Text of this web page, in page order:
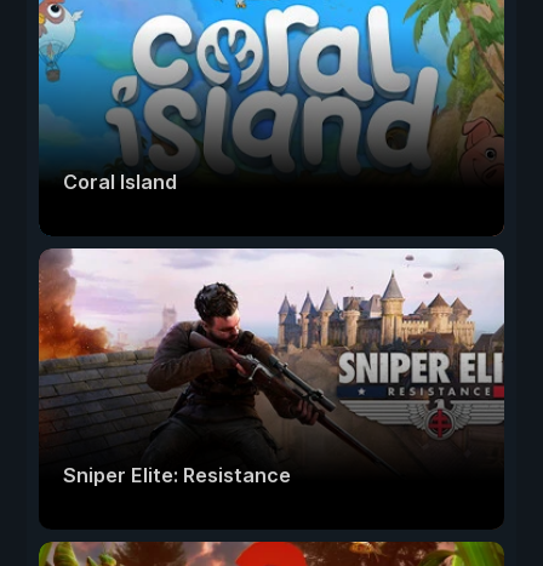
Coral Island
Sniper Elite: Resistance